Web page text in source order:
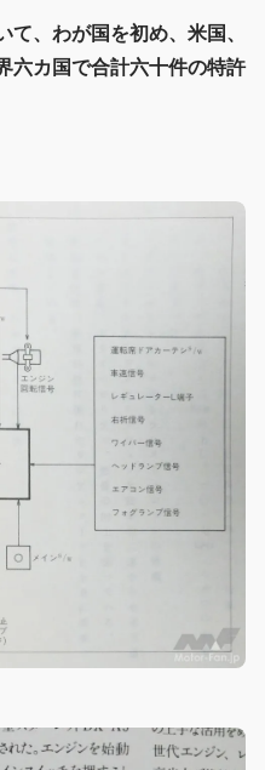
て、わが国を初め、米国、
六カ国で合計六十件の特許